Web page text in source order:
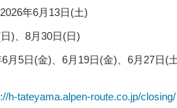
年6月13日(土)
)、8月30日(日)
月5日(金)、6月19日(金)、6月27日(
h-tateyama.alpen-route.co.jp/closing/